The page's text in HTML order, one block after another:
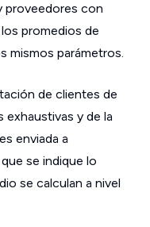
proveedores con
promedios de
mismos parámetros.
de clientes de
exhaustivas y de la
enviada a
se indique lo
se calculan a nivel